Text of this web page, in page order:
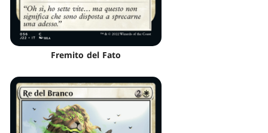
Fremito del Fato